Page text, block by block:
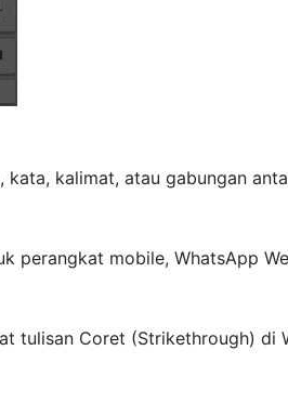
kalimat, atau gabungan
perangkat mobile, WhatsApp
tulisan Coret (Strikethrough) di